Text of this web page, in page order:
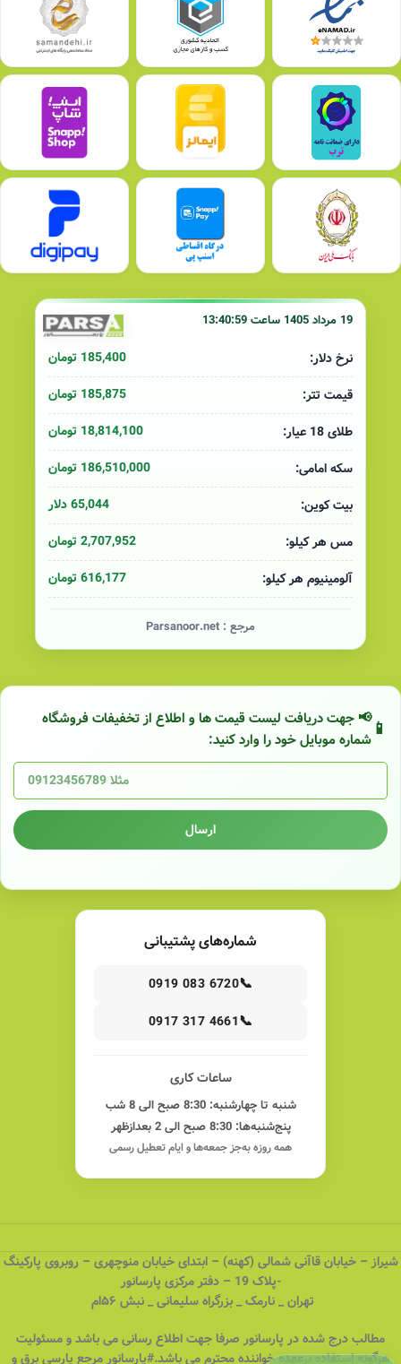
19 مرداد 1405 ساعت 13:40:59
نرخ دلار:
185,400 تومان
قیمت تتر:
185,875 تومان
طلای 18 عیار:
18,814,100 تومان
سکه امامی:
186,510,000 تومان
بیت کوین:
65,044 دلار
مس هر کیلو:
2,707,952 تومان
آلومینیوم هر کیلو:
616,177 تومان
مرجع : Parsanoor.net
📢 جهت دریافت لیست قیمت ها و اطلاع از تخفیفات فروشگاه
شماره موبایل خود را وارد کنید:
ارسال
شماره‌های پشتیبانی
📞
0919 083 6720
📞
0917 317 4661
ساعات کاری
شنبه تا چهارشنبه: 8:30 صبح الی 8 شب
پنج‌شنبه‌ها: 8:30 صبح الی 2 بعدازظهر
همه روزه به‌جز جمعه‌ها و ایام تعطیل رسمی
شیراز – خیابان قاآنی شمالی (کهنه) – ابتدای خیابان منوچهری – روبروی پارکینگ
-پلاک 19 – دفتر مرکزی پارسانور
تهران _ نارمک _ بزرگراه سلیمانی _ نبش ۵۶ام
مطالب درج شده در پارسانور صرفا جهت اطلاع رسانی می باشد و مسئولیت
هرگونه استفاده برعهده خواننده محترم می باشد.#پارسانور مرجع پارسی برق و